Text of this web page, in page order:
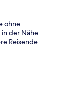
ohne
der Nähe
Reisende